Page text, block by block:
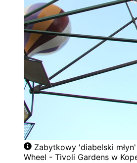
Zabytkowy 'diabelski
Wheel - Tivoli Gardens w